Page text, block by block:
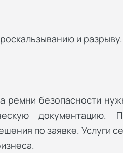
и разрыву.
ремни безопасности
документацию.
по заявке. Услуги